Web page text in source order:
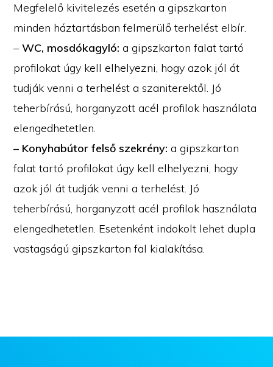
Megfelelő kivitelezés esetén a gipszkarton
minden háztartásban felmerülő terhelést elbír.
–WC, mosdókagyló: a gipszkarton falat tartó
profilokat úgy kell elhelyezni, hogy azok jól át
tudják venni a terhelést a szaniterektől. Jó
teherbírású, horganyzott acél profilok használata
elengedhetetlen.
– Konyhabútor felső szekrény: a gipszkarton
falat tartó profilokat úgy kell elhelyezni, hogy
azok jól át tudják venni a terhelést. Jó
teherbírású, horganyzott acél profilok használata
elengedhetetlen. Esetenként indokolt lehet dupla
vastagságú gipszkarton fal kialakítása.